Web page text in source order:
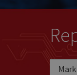
Marke